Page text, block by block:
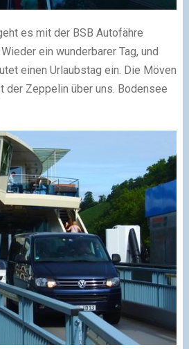
es mit der BSB Autofähre
ein wunderbarer Tag, und
einen Urlaubstag ein. Die Möven
der Zeppelin über uns. Bodensee